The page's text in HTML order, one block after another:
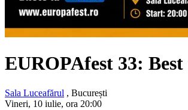
EUROPAfest 33: Best
Sala Luceafărul , București
Vineri, 10 iulie, ora 20:00